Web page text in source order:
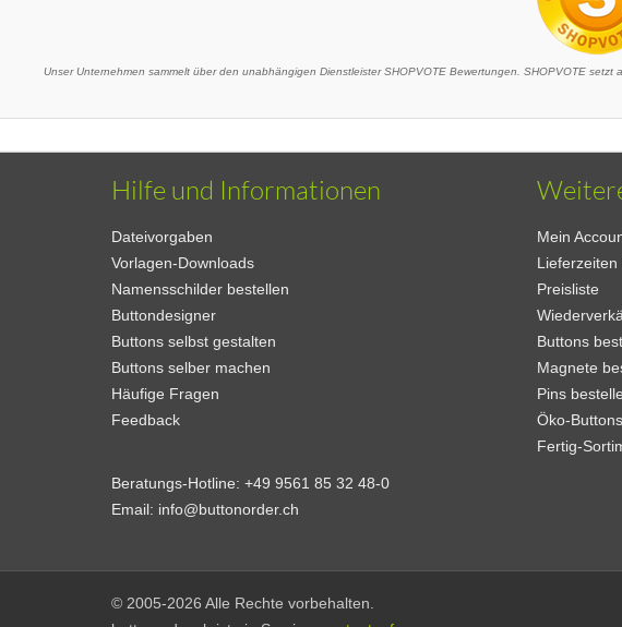
Unser Unternehmen sammelt über den unabhängigen Dienstleister SHOPVOTE Bewertungen. SHOPVOTE
Hilfe und Informationen
Dateivorgaben
Vorlagen-Downloads
Namensschilder bestellen
Buttondesigner
Buttons selbst gestalten
Buttons selber machen
Häufige Fragen
Feedback
Mein
Preisliste
Buttons
Magnete
Pins
Öko-
Fertig-
Beratungs-Hotline: +49 9561 85 32 48-0
Email: info@buttonorder.ch
© 2005-2026 Alle Rechte vorbehalten.